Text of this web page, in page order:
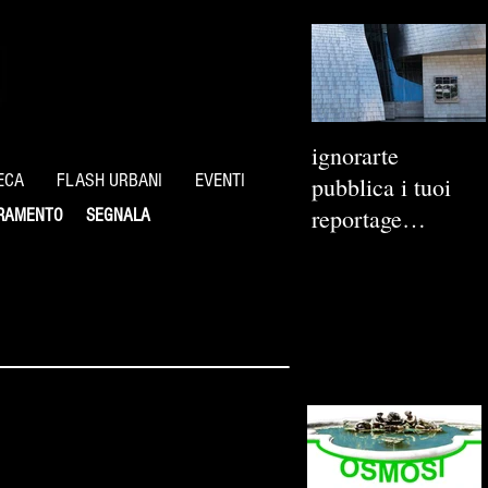
FLASH URBANI EVENTI
SEGNALA
ignorarte
pubblica i tuoi
reportage